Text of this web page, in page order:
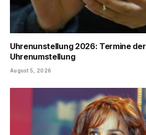
Uhrenunstellung 2026: Termine der
Uhrenumstellung
August 5, 2026